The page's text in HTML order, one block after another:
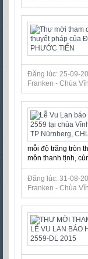
Đăng lúc: 25-09-
Franken - Chùa
mỗi độ trăng tròn
môn thanh tịnh,
Đăng lúc: 31-08-
Franken - Chùa